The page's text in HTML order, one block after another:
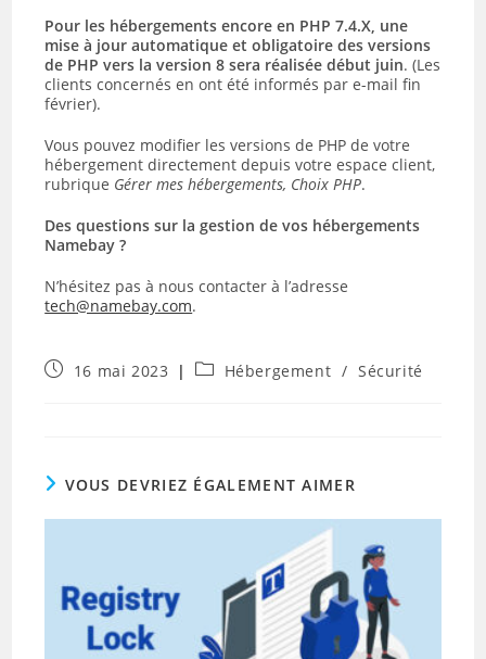
Pour les hébergements encore en PHP 7.4.X, une
mise à jour automatique et obligatoire des versions
de PHP vers la version 8 sera réalisée début juin. (Les
clients concernés en ont été informés par e-mail fin
février).
Vous pouvez modifier les versions de PHP de votre
hébergement directement depuis votre espace client,
rubrique Gérer mes hébergements, Choix PHP.
Des questions sur la gestion de vos hébergements
Namebay ?
N’hésitez pas à nous contacter à l’adresse
tech@namebay.com.
Publication
16 mai 2023
PostHébergement / Sécurité
VOUS DEVRIEZ ÉGALEMENT AIMER